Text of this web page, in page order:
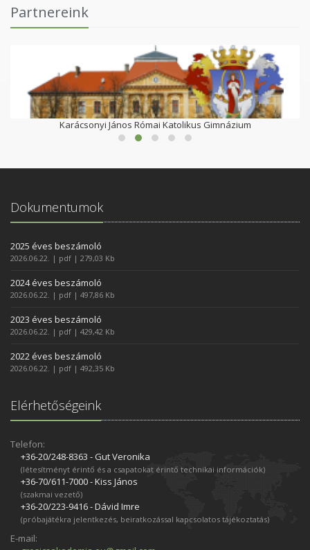
Partnereink
Karácsonyi János Római Katolikus Gimnázium
Dokumentumok
2025 éves beszámoló
2026.06.22. | pdf | 279,03 Kb
2024 éves beszámoló
2026.06.22. | pdf | 497,86 Kb
2023 éves beszámoló
2026.06.22. | pdf | 429,42 Kb
2022 éves beszámoló
2026.06.22. | pdf | 492,35 Kb
Elérhetőségeink
Telefon:
+36-20/248­-8363 - Gut Veronika
(létesítményt érintő és a csapatokat érintő technikai információk)
+36-70/611­-7000 - Kiss János
(szakmai vezető)
+36-20/223­-9416 - Dávid Imre
(próbajátékra jelentkezés, beiratkozással kapcsolatos tájékoztatás)
E-mail: